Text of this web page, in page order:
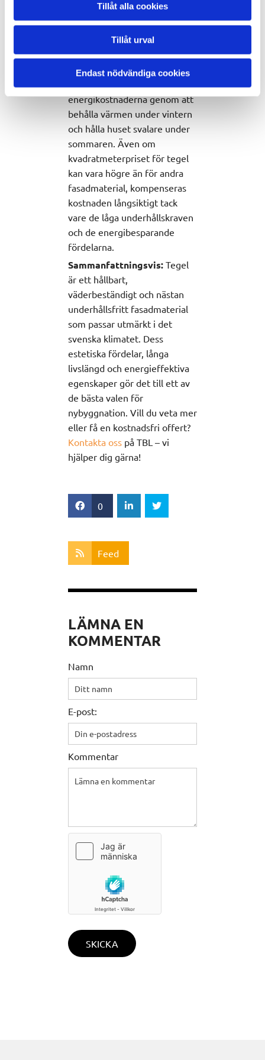
Tillåt alla cookies
Tillåt urval
Endast nödvändiga cookies
Tegelplattor fungerar som en
naturlig temperaturreglerare
och bidrar till att hålla
inomhusklimatet stabilt ålla
inomhusklimatet stabilt året
energikostnaderna genom att
behålla värmen under vintern
och hålla huset svalare under
sommaren. Även om
kvadratmeterpriset för tegel
kan vara högre än för andra
fasadmaterial, kompenseras
kostnaden långsiktigt tack
vare de låga underhållskraven
och de energibesparande
fördelarna.
Sammanfattningsvis: Tegel
är ett hållbart,
väderbeständigt och nästan
underhållsfritt fasadmaterial
som passar utmärkt i det
svenska klimatet. Dess
estetiska fördelar, långa
livslängd och energieffektiva
egenskaper gör det till ett av
de bästa valen för
nybyggnation. Vill du veta mer
eller få en kostnadsfri offert?
Kontakta oss på TBL – vi
hjälper dig gärna!
0
Feed
LÄMNA EN
KOMMENTAR
Namn
E-post:
Kommentar